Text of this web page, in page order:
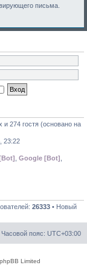
письма.
и 274 гостя (основано на
23:22
Google [Bot]
26333 • Новый
Часовой пояс: UTC+03:00
Limited